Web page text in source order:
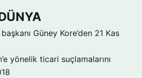
Güney Kore’den 21 Kas
yönelik ticari suçlamalarını